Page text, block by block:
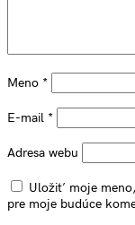
Meno *
E-mail *
Adresa webu
Uložiť moje
pre moje budúce